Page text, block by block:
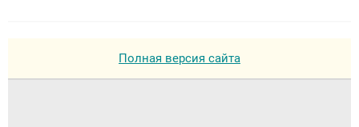
Полная версия сайта